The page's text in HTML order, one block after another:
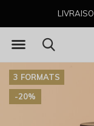
3 FORMATS
-20%